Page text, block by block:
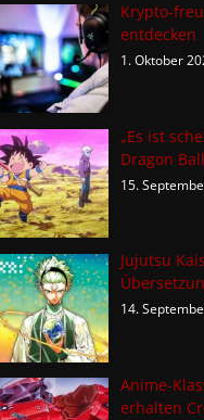
Krypto-
entdecken
1. Oktober
„Es ist
Dragon
15.
Jujutsu
14.
Anime-
erhalten